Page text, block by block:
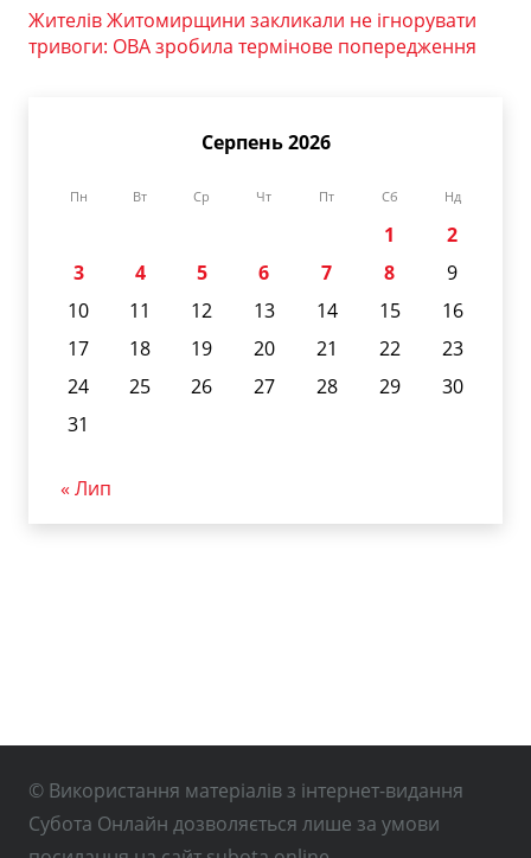
Жителів Житомирщини закликали не ігнорувати
тривоги: ОВА зробила термінове попередження
Серпень 2026
Пн Вт Ср Чт Пт Сб Нд
1
2
3
4 5 6 7 8
9
10
11 12 13 14 15
16
17
18 19 20 21 22
23
24
25 26 27 28 29
30
31
« Лип
© Використання матеріалів з інтернет-видання
Субота Онлайн дозволяється лише за умови